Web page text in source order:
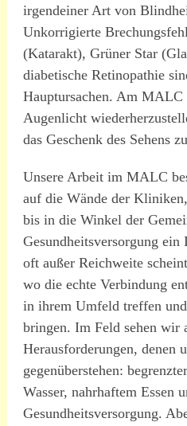
irgendeiner Art von
Unkorrigierte
(Katarakt), Grüner Star
diabetische Retinopathie
Hauptursachen. Am MALC
Augenlicht
das Geschenk des Sehens
Unsere Arbeit im MALC
auf die Wände der
bis in die Winkel der
Gesundheitsversorgung
oft außer Reichweite
wo die echte Verbindung
in ihrem Umfeld treffen
bringen. Im Feld sehen wir
Herausforderungen, denen
gegenüberstehen:
Wasser, nahrhaftem Essen
Gesundheitsversorgung.